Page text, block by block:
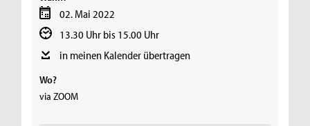
02. Mai 2022
13.30 Uhr bis 15.00 Uhr
in meinen Kalender übertragen
Wo?
via ZOOM